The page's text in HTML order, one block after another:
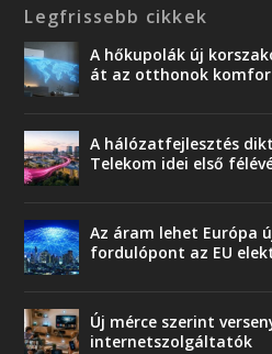
Legfrissebb cikkek
A hőkupolák új
át az otthonok
A hálózatfejlesztés
Telekom idei első
Az áram lehet Európa
fordulópont az EU
Új mérce szerint
internetszolgáltatók